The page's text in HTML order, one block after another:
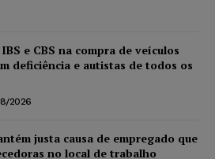
e CBS na compra de veículos
deficiência e autistas de todos os
2026
justa causa de empregado que
no local de trabalho